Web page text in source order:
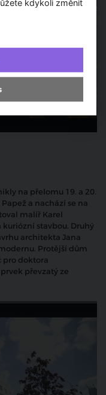
na přelomu 19. a 20.
a nachází se na
malíř Karel
kuriózní stavbou. Druhý
architekta Jana
Protější dům
pro doktora
převzatý ze
kdykoli změnit